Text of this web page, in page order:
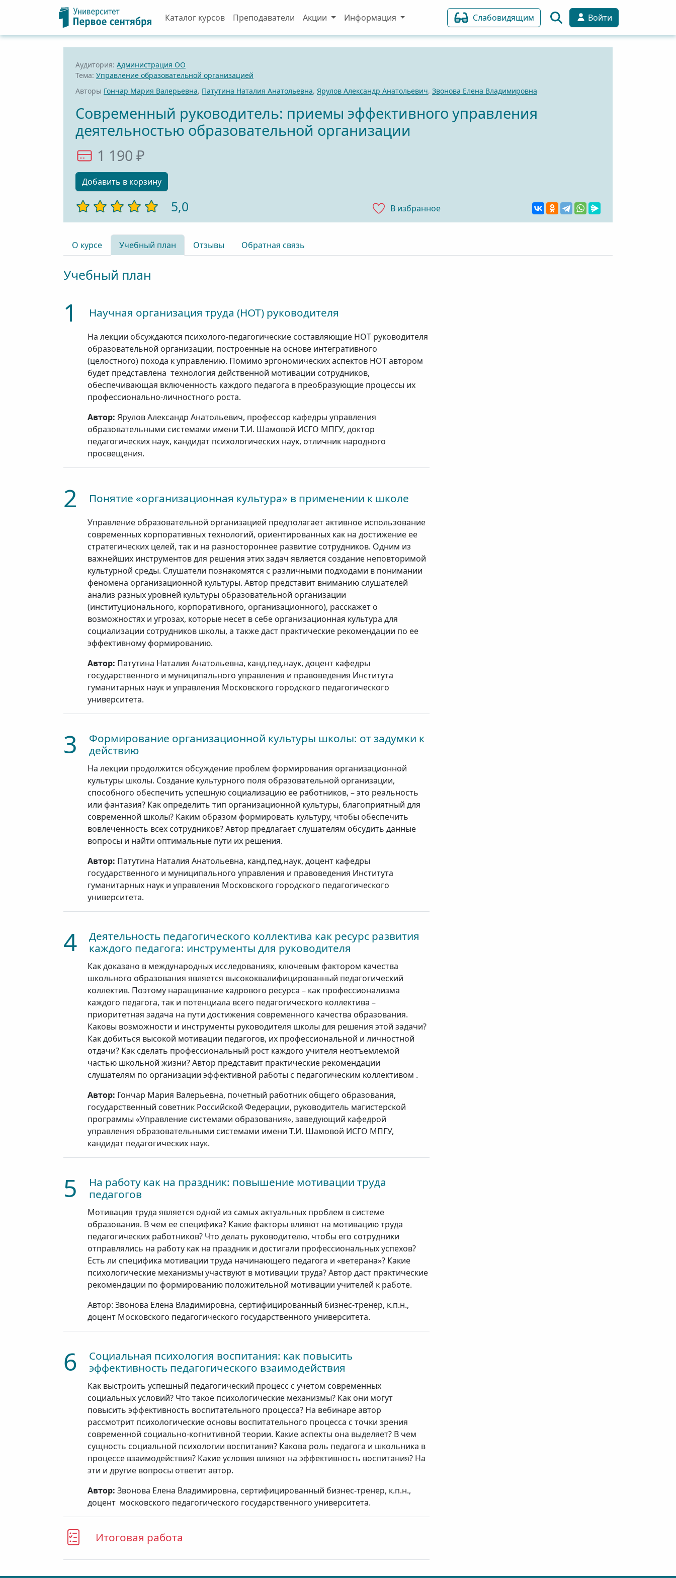
Каталог курсов Преподаватели Акции Информация Слабовидящим Войти
Аудитория: Администрация ОО
Тема: Управление образовательной организацией
Авторы Гончар Мария Валерьевна, Патутина Наталия Анатольевна, Ярулов Александр Анатольевич, Звонова Елена Владимировна
Современный руководитель: приемы эффективного управления
деятельностью образовательной организации
1 190 ₽
Добавить в корзину
5,0 В избранноe
О курсе Учебный план Отзывы Обратная связь
Учебный план
1 Научная организация труда (НОТ) руководителя
На лекции обсуждаются психолого-педагогические составляющие НОТ руководителя
образовательной организации, построенные на основе интегративного
(целостного) похода к управлению. Помимо эргономических аспектов НОТ автором
будет представлена технология действенной мотивации сотрудников,
обеспечивающая включенность каждого педагога в преобразующие процессы их
профессионально-личностного роста.
Автор: Ярулов Александр Анатольевич, профессор кафедры управления
образовательными системами имени Т.И. Шамовой ИСГО МПГУ, доктор
педагогических наук, кандидат психологических наук, отличник народного
просвещения.
2 Понятие «организационная культура» в применении к школе
Управление образовательной организацией предполагает активное использование
современных корпоративных технологий, ориентированных как на достижение ее
стратегических целей, так и на разностороннее развитие сотрудников. Одним из
важнейших инструментов для решения этих задач является создание неповторимой
культурной среды. Слушатели познакомятся с различными подходами в понимании
феномена организационной культуры. Автор представит вниманию слушателей
анализ разных уровней культуры образовательной организации
(институционального, корпоративного, организационного), расскажет о
возможностях и угрозах, которые несет в себе организационная культура для
социализации сотрудников школы, а также даст практические рекомендации по ее
эффективному формированию.
Автор: Патутина Наталия Анатольевна, канд.пед.наук, доцент кафедры
государственного и муниципального управления и правоведения Института
гуманитарных наук и управления Московского городского педагогического
университета.
3
Формирование организационной культуры школы: от задумки к
действию
На лекции продолжится обсуждение проблем формирования организационной
культуры школы. Создание культурного поля образовательной организации,
способного обеспечить успешную социализацию ее работников, – это реальность
или фантазия? Как определить тип организационной культуры, благоприятный для
современной школы? Каким образом формировать культуру, чтобы обеспечить
вовлеченность всех сотрудников? Автор предлагает слушателям обсудить данные
вопросы и найти оптимальные пути их решения.
Автор: Патутина Наталия Анатольевна, канд.пед.наук, доцент кафедры
государственного и муниципального управления и правоведения Института
гуманитарных наук и управления Московского городского педагогического
университета.
4
Деятельность педагогического коллектива как ресурс развития
каждого педагога: инструменты для руководителя
Как доказано в международных исследованиях, ключевым фактором качества
школьного образования является высококвалифицированный педагогический
коллектив. Поэтому наращивание кадрового ресурса – как профессионализма
каждого педагога, так и потенциала всего педагогического коллектива –
приоритетная задача на пути достижения современного качества образования.
Каковы возможности и инструменты руководителя школы для решения этой задачи?
Как добиться высокой мотивации педагогов, их профессиональной и личностной
отдачи? Как сделать профессиональный рост каждого учителя неотъемлемой
частью школьной жизни? Автор представит практические рекомендации
слушателям по организации эффективной работы с педагогическим коллективом .
Автор: Гончар Мария Валерьевна, почетный работник общего образования,
государственный советник Российской Федерации, руководитель магистерской
программы «Управление системами образования», заведующий кафедрой
управления образовательными системами имени Т.И. Шамовой ИСГО МПГУ,
кандидат педагогических наук.
5
На работу как на праздник: повышение мотивации труда
педагогов
Мотивация труда является одной из самых актуальных проблем в системе
образования. В чем ее специфика? Какие факторы влияют на мотивацию труда
педагогических работников? Что делать руководителю, чтобы его сотрудники
отправлялись на работу как на праздник и достигали профессиональных успехов?
Есть ли специфика мотивации труда начинающего педагога и «ветерана»? Какие
психологические механизмы участвуют в мотивации труда? Автор даст практические
рекомендации по формированию положительной мотивации учителей к работе.
Автор: Звонова Елена Владимировна, сертифицированный бизнес-тренер, к.п.н.,
доцент Московского педагогического государственного университета.
6
Социальная психология воспитания: как повысить
эффективность педагогического взаимодействия
Как выстроить успешный педагогический процесс с учетом современных
социальных условий? Что такое психологические механизмы? Как они могут
повысить эффективность воспитательного процесса? На вебинаре автор
рассмотрит психологические основы воспитательного процесса с точки зрения
современной социально-когнитивной теории. Какие аспекты она выделяет? В чем
сущность социальной психологии воспитания? Какова роль педагога и школьника в
процессе взаимодействия? Какие условия влияют на эффективность воспитания? На
эти и другие вопросы ответит автор.
Автор: Звонова Елена Владимировна, сертифицированный бизнес-тренер, к.п.н.,
доцент московского педагогического государственного университета.
Итоговая работа